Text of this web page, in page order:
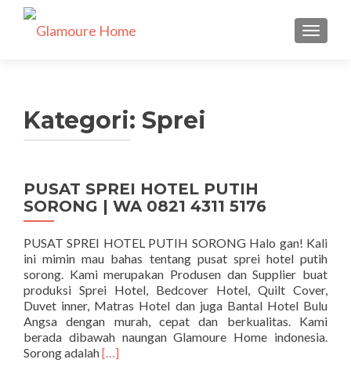
TUKAR
Kategori: Sprei
PUSAT SPREI HOTEL PUTIH
SORONG | WA 0821 4311 5176
PUSAT SPREI HOTEL PUTIH SORONG Halo gan! Kali
ini mimin mau bahas tentang pusat sprei hotel putih
sorong. Kami merupakan Produsen dan Supplier buat
produksi Sprei Hotel, Bedcover Hotel, Quilt Cover,
Duvet inner, Matras Hotel dan juga Bantal Hotel Bulu
Angsa dengan murah, cepat dan berkualitas. Kami
berada dibawah naungan Glamoure Home indonesia.
Sorong adalahSelengkapnya tentangPUSAT SPREI HOTEL
[…]